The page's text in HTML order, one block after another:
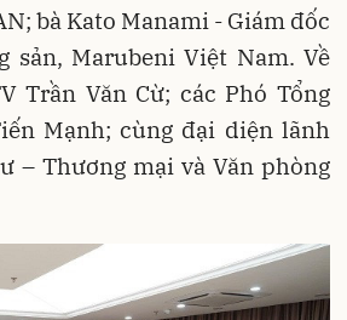
bà Kato Manami - Giám đốc
sản, Marubeni Việt Nam. Về
Trần Văn Cừ; các Phó Tổng
Mạnh; cùng đại diện lãnh
– Thương mại và Văn phòng